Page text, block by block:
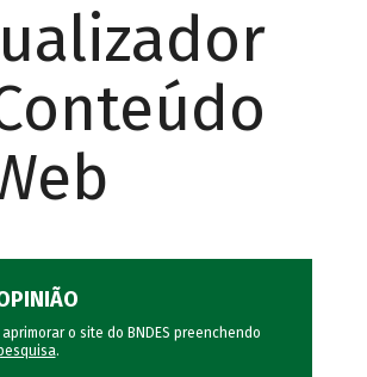
o site do BNDES preenchendo
.